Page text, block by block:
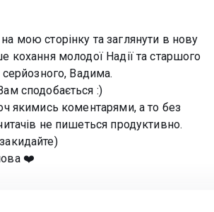
мою сторінку та заглянути в нову
кохання молодої Надії та старшого
серйозного, Вадима.
сподобається :)
якимись коментарями, а то без
не пишеться продуктивно.
❤️